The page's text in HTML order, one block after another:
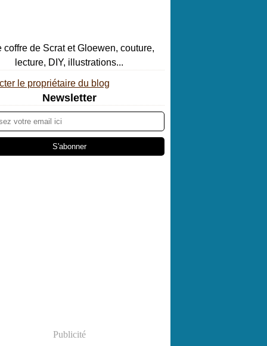
le propriétaire du blog
Newsletter
Publicité